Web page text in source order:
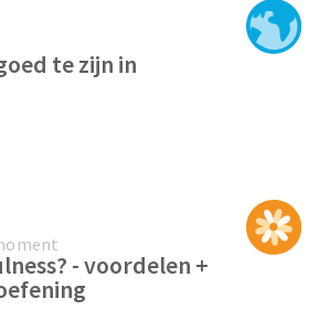
te zijn in
- voordelen +